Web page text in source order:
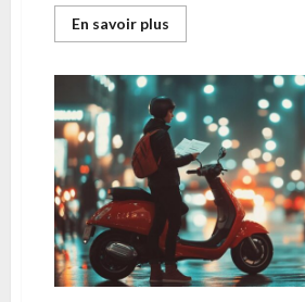
En savoir plus
savoir
BMW
330i
E46
Security
:
plongee
dans
l’univers
exclusif
d’une
BMW
collector